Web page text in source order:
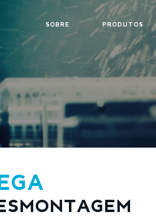
SOBRE PRODUTOS